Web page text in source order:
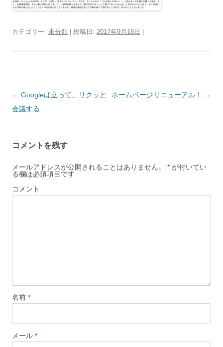
カテゴリー: 未分類 | 投稿日: 2017年9月18日 |
投
稿
ゲ
ー
シ
ョ
← Googleは立って、サクッと
会議する
ホームページリニューアル！ →
コメントを残す
メールアドレスが公開されることはありません。 * が付いてい
る欄は必須項目です
コメント
名前 *
メール *